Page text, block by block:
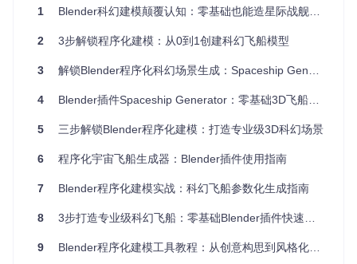
如何快速将这个强大工具集成到你的Blender工作流中？只需
tHub_Trending/aw/awesome-blender
在Blender中导航至「编辑 > 偏好设置 > 插件」
点击「安装」并启用插件
几何节点系统支持
创意设计：三大核心参数打造独特飞船
参数类
别
关键设
置
作用效果 推荐范围
船体基
直径 控制整体尺寸 5-15m
1 Blender科幻建模颠覆认知：零基础也能造星际战舰，告别手动建模烦恼
2 3步解锁程序化建模：从0到1创建科幻飞船模型
3 解锁Blender程序化科幻场景生成：Spaceship Generator全攻略
4 Blender插件Spaceship Generator：零基础3D飞船设计的程序化建模指南
5 三步解锁Blender程序化建模：打造专业级3D科幻场景
6 程序化宇宙飞船生成器：Blender插件使用指南
7 Blender程序化建模实战：科幻飞船参数化生成指南
8 3步打造专业级科幻飞船：零基础Blender插件快速上手指南
9 Blender程序化建模工具教程：从创意构思到风格化实现